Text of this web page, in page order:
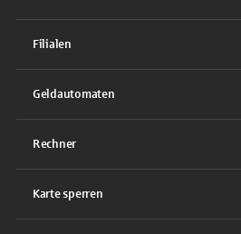
Filialen
Geldautomaten
Rechner
Karte sperren